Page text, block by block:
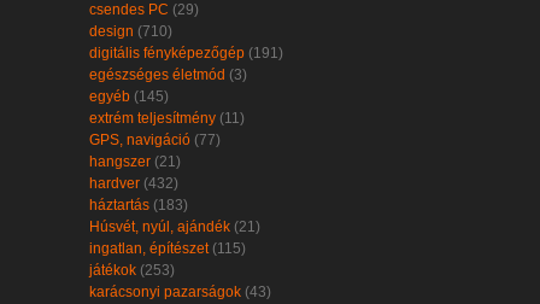
csendes PC (29)
design (710)
digitális fényképezőgép (191)
egészséges életmód (3)
egyéb (145)
extrém teljesítmény (11)
GPS, navigáció (77)
hangszer (21)
hardver (432)
háztartás (183)
Húsvét, nyúl, ajándék (21)
ingatlan, építészet(115)
játékok (253)
karácsonyi pazarságok (43)